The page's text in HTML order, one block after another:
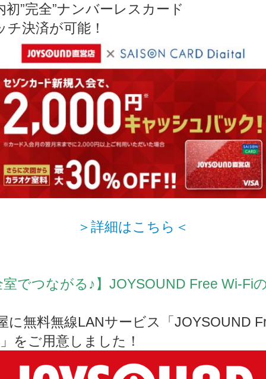
”完全”ナンバーレスカード
決済が可能！
＞詳細はこちら＜
室でつながる♪】JOYSOUND Free Wi-Fi
に無料無線LANサービス「JOYSOUND
をご用意しました！